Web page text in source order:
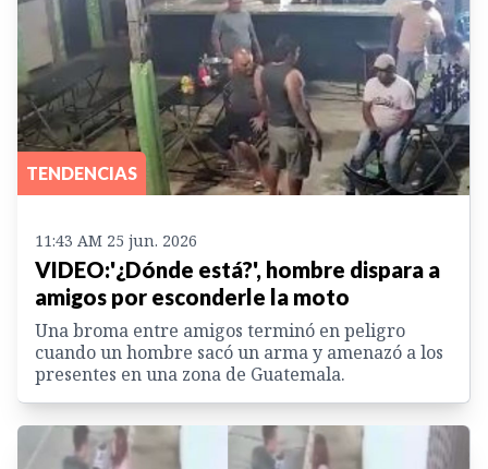
TENDENCIAS
11:43 AM 25 jun. 2026
VIDEO:'¿Dónde está?', hombre dispara a
amigos por esconderle la moto
Una broma entre amigos terminó en peligro
cuando un hombre sacó un arma y amenazó a los
presentes en una zona de Guatemala.